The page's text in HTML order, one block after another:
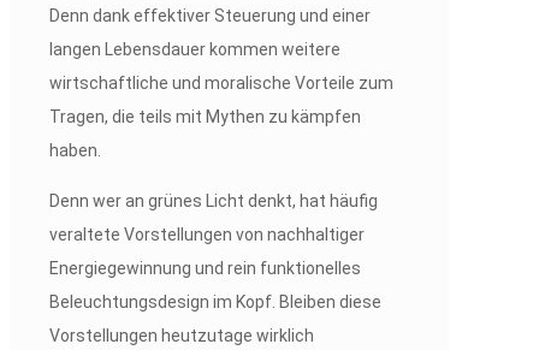
Denn dank effektiver Steuerung und einer
langen Lebensdauer kommen weitere
wirtschaftliche und moralische Vorteile zum
Tragen, die teils mit Mythen zu kämpfen
haben.
Denn wer an grünes Licht denkt, hat häufig
veraltete Vorstellungen von nachhaltiger
Energiegewinnung und rein funktionelles
Beleuchtungsdesign im Kopf. Bleiben diese
Vorstellungen heutzutage wirklich